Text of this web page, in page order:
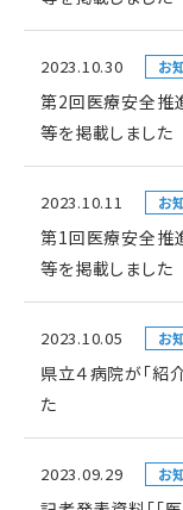
2023.10.30 お
第2回医療安全推
等を掲載しました
2023.10.11 お
第1回医療安全推
等を掲載しました
2023.10.05 お
県立４病院が「紹
た
2023.09.29 お